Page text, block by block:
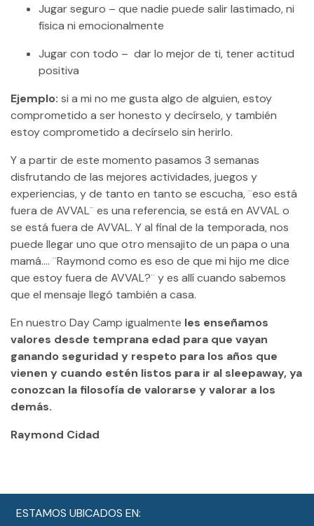
Jugar seguro – que nadie puede salir lastimado, ni
física ni emocionalmente
Jugar con todo – dar lo mejor de ti, tener actitud
positiva
Ejemplo: si a mi no me gusta algo de alguien, estoy
comprometido a ser honesto y decírselo, y también
estoy comprometido a decírselo sin herirlo.
Y a partir de este momento pasamos 3 semanas
disfrutando de las mejores actividades, juegos y
experiencias, y de tanto en tanto se escucha, ¨eso está
fuera de AVVAL¨ es una referencia, se está en AVVAL o
se está fuera de AVVAL. Y al final de la temporada, nos
puede llegar uno que otro mensajito de un papa o una
mamá…. ¨Raymond como es eso de que mi hijo me dice
que estoy fuera de AVVAL?¨ y es allí cuando sabemos
que el mensaje llegó también a casa.
En nuestro Day Camp igualmente les enseñamos
valores desde temprana edad para que vayan
ganando seguridad y respeto para los años que
vienen y cuando estén listos para ir al sleepaway, ya
conozcan la filosofía de valorarse y valorar a los
demás.
Raymond Cidad
ESTAMOS UBICADOS EN: